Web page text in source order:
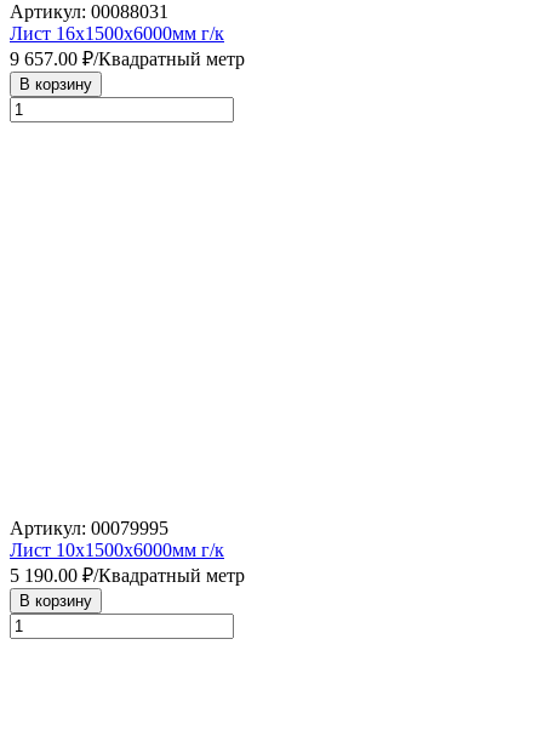
Артикул: 00088031
Лист 16х1500х6000мм г/к
9 657.00 ₽/Квадратный метр
В корзину
Артикул: 00079995
Лист 10х1500х6000мм г/к
5 190.00 ₽/Квадратный метр
В корзину